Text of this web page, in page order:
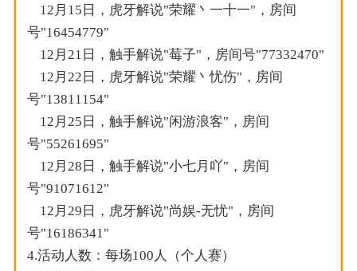
12月15日，虎牙解说"荣耀丶一十一"，房间
号"16454779"
12月21日，触手解说"莓子"，房间号"77332470"
12月22日，虎牙解说"荣耀丶忧伤"，房间
号"13811154"
12月25日，触手解说"闲游浪客"，房间
号"55261695"
12月28日，触手解说"小七月吖"，房间
号"91071612"
12月29日，虎牙解说"尚娱-无忧"，房间
号"16186341"
4.活动人数：每场100人（个人赛）